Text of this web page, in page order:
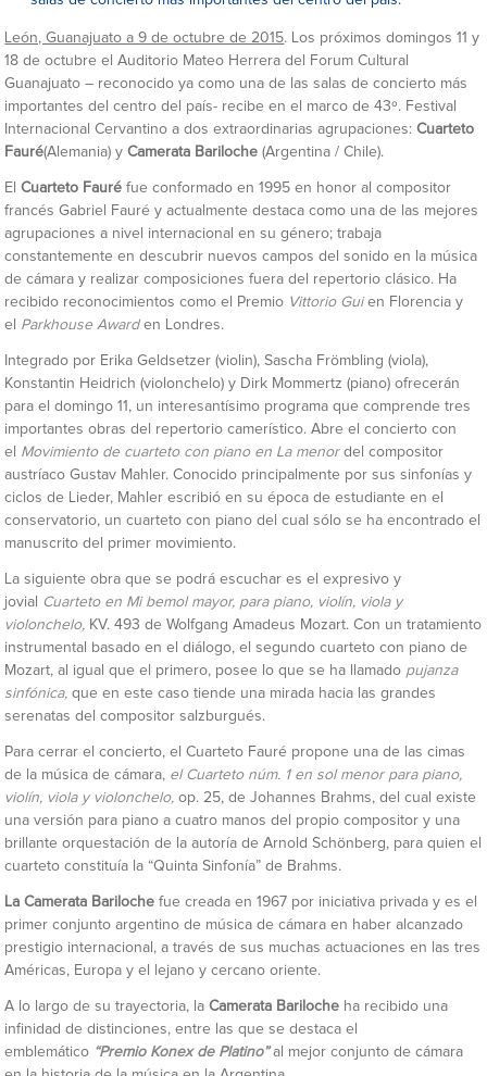
León, Guanajuato a 9 de octubre de 2015. Los próximos domingos 11 y
18 de octubre el Auditorio Mateo Herrera del Forum Cultural
Guanajuato – reconocido ya como una de las salas de concierto más
importantes del centro del país- recibe en el marco de 43º. Festival
Internacional Cervantino a dos extraordinarias agrupaciones:Cuarteto
Fauré(Alemania) yCamerata Bariloche (Argentina / Chile).
ElCuarteto Fauréfue conformado en 1995 en honor al compositor
francés Gabriel Fauré y actualmente destaca como una de las mejores
agrupaciones a nivel internacional en su género; trabaja
constantemente en descubrir nuevos campos del sonido en la música
de cámara y realizar composiciones fuera del repertorio clásico. Ha
recibido reconocimientos como el Premio Vittorio Guien Florencia y
el Parkhouse Awarden Londres.
Integrado por Erika Geldsetzer (violin), Sascha Frömbling (viola),
Konstantin Heidrich (violonchelo) y Dirk Mommertz (piano) ofrecerán
para el domingo 11, un interesantísimo programa que comprende tres
importantes obras del repertorio camerístico. Abre el concierto con
el Movimiento de cuarteto con piano en La menordel compositor
austríaco Gustav Mahler. Conocido principalmente por sus sinfonías y
ciclos de Lieder, Mahler escribió en su época de estudiante en el
conservatorio, un cuarteto con piano del cual sólo se ha encontrado el
manuscrito del primer movimiento.
La siguiente obra que se podrá escuchar es el expresivo y
jovial
Cuarteto en Mi bemol mayor, para piano, violín, viola y
violonchelo, KV. 493 de Wolfgang Amadeus Mozart. Con un tratamiento
instrumental basado en el diálogo, el segundo cuarteto con piano de
Mozart, al igual que el primero, posee lo que se ha llamado pujanza
sinfónica,que en este caso tiende una mirada hacia las grandes
serenatas del compositor salzburgués.
Para cerrar el concierto, el Cuarteto Fauré propone una de las cimas
de la música de cámara, el Cuarteto núm. 1 en sol menor para piano,
violín, viola y violonchelo,op. 25, de Johannes Brahms, del cual existe
una versión para piano a cuatro manos del propio compositor y una
brillante orquestación de la autoría de Arnold Schönberg, para quien el
cuarteto constituía la “Quinta Sinfonía” de Brahms.
La Camerata Barilochefue creada en 1967 por iniciativa privada y es el
primer conjunto argentino de música de cámara en haber alcanzado
prestigio internacional, a través de sus muchas actuaciones en las tres
Américas, Europa y el lejano y cercano oriente.
A lo largo de su trayectoria, laCamerata Bariloche ha recibido una
infinidad de distinciones, entre las que se destaca el
emblemático “Premio Konex de Platino”al mejor conjunto de cámara